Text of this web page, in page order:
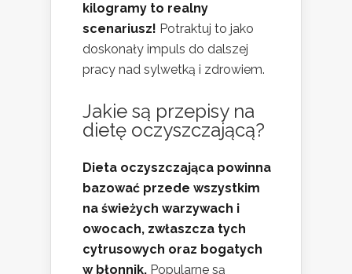
kilogramy to realny
scenariusz! Potraktuj to jako
doskonały impuls do dalszej
pracy nad sylwetką i zdrowiem.
Jakie są przepisy na
dietę oczyszczającą?
Dieta oczyszczająca powinna
bazować przede wszystkim
na świeżych warzywach i
owocach, zwłaszcza tych
cytrusowych oraz bogatych
w błonnik. Popularne są